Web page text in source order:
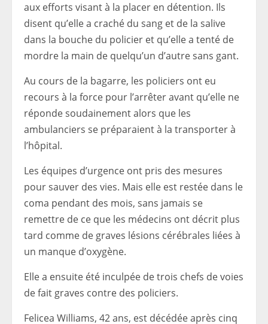
aux efforts visant à la placer en détention. Ils
disent qu’elle a craché du sang et de la salive
dans la bouche du policier et qu’elle a tenté de
mordre la main de quelqu’un d’autre sans gant.
Au cours de la bagarre, les policiers ont eu
recours à la force pour l’arrêter avant qu’elle ne
réponde soudainement alors que les
ambulanciers se préparaient à la transporter à
l’hôpital.
Les équipes d’urgence ont pris des mesures
pour sauver des vies. Mais elle est restée dans le
coma pendant des mois, sans jamais se
remettre de ce que les médecins ont décrit plus
tard comme de graves lésions cérébrales liées à
un manque d’oxygène.
Elle a ensuite été inculpée de trois chefs de voies
de fait graves contre des policiers.
Felicea Williams, 42 ans, est décédée après cinq